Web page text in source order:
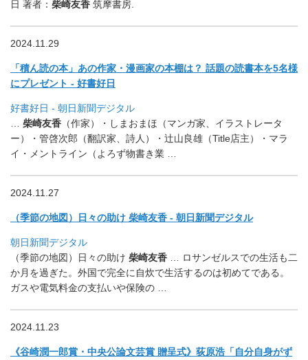
日 著者： 柴崎友香 筑摩書房.
2024.11.29
「積ん読の本」あの作家・漫画家の本棚は？ 話題の読書本を5名様
にプレゼント - 好書好日
好書好日 - 朝日新聞デジタル
柴崎友香 （作家）・しまおまほ（マンガ家、イラストレータ
ー）・ 管啓次郎（翻訳家、詩人）・辻山良雄（Title店主）・ マラ
イ・メントライン（よろず物書き業 …
2024.11.27
（季節の地図）日々の助け 柴崎友香 - 朝日新聞デジタル
朝日新聞デジタル
（季節の地図）日々の助け 柴崎友香 … ロサンゼルスでの生活も二
か月を過ぎた。 外国で完全に自炊で生活するのは初めてである。
ガスや電気料金の支払いや保険の …
2024.11.23
《谷崎潤一郎賞・中央公論文芸賞 贈呈式》荻原浩「自分自身がず